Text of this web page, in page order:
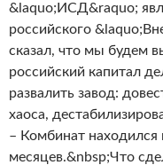
&laquo;ИСД&raquo;
российского
сказал, что мы будем
российский капитал
развалить завод:
хаоса,
– Комбинат находился
месяцев.&nbsp;Что